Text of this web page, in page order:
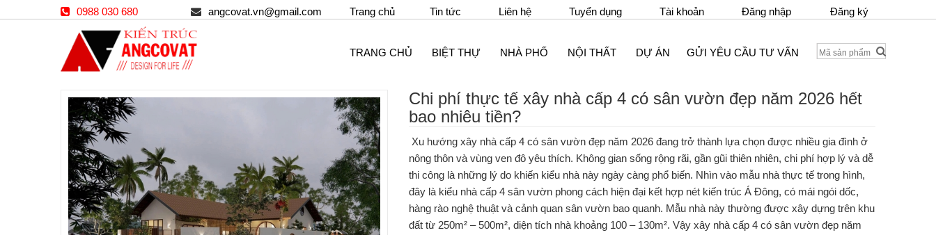
0988 030 680 angcovat.vn@gmail.com Trang chủ Tin tức Liên hệ Tuyển dụng Tài khoản Đăng nhập Đăng ký
TRANG CHỦ BIỆT THỰ NHÀ PHỐ NỘI THẤT DỰ ÁN GỬI YÊU CẦU TƯ VẤN
Chi phí thực tế xây nhà cấp 4 có sân vườn đẹp năm 2026 hết
bao nhiêu tiền?
Xu hướng xây nhà cấp 4 có sân vườn đẹp năm 2026 đang trở thành lựa chọn được nhiều gia đình ở
nông thôn và vùng ven đô yêu thích. Không gian sống rộng rãi, gần gũi thiên nhiên, chi phí hợp lý và dễ
thi công là những lý do khiến kiểu nhà này ngày càng phổ biến. Nhìn vào mẫu nhà thực tế trong hình,
đây là kiểu nhà cấp 4 sân vườn phong cách hiện đại kết hợp nét kiến trúc Á Đông, có mái ngói dốc,
hàng rào nghệ thuật và cảnh quan sân vườn bao quanh. Mẫu nhà này thường được xây dựng trên khu
đất từ 250m² – 500m², diện tích nhà khoảng 100 – 130m². Vậy xây nhà cấp 4 có sân vườn đẹp năm